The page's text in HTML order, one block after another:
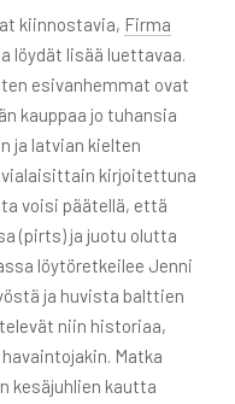
kiinnostavia, Firma
löydät lisää luettavaa.
esivanhemmat ovat
kauppaa jo tuhansia
ja latvian kielten
kirjoitettuna
voisi päätellä, että
(pirts) ja juotu olutta
löytöretkeilee Jenni
ja huvista balttien
niin historiaa,
Matka
kesäjuhlien kautta